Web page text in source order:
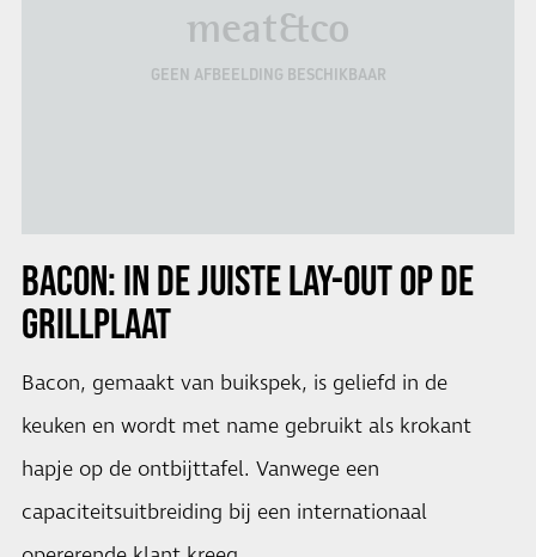
meat&co
GEEN AFBEELDING BESCHIKBAAR
BACON: IN DE JUISTE LAY-OUT OP DE
GRILLPLAAT
Bacon, gemaakt van buikspek, is geliefd in de
keuken en wordt met name gebruikt als krokant
hapje op de ontbijttafel. Vanwege een
capaciteitsuitbreiding bij een internationaal